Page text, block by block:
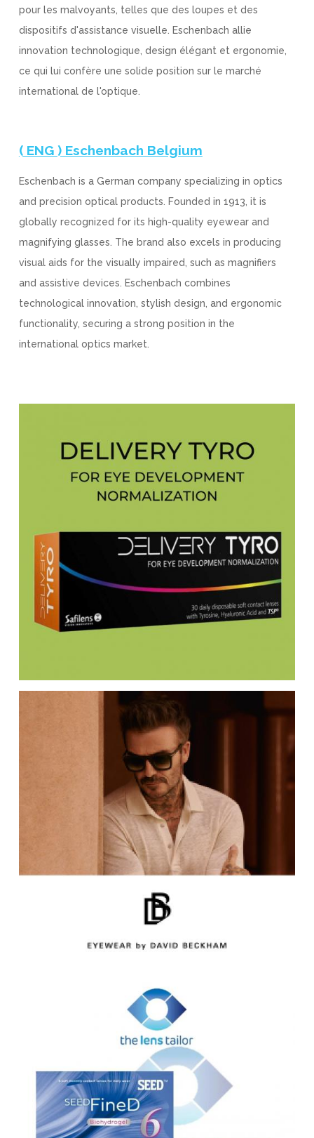
pour les malvoyants, telles que des loupes et des
dispositifs d'assistance visuelle. Eschenbach allie
innovation technologique, design élégant et ergonomie,
ce qui lui confère une solide position sur le marché
international de l'optique.
( ENG ) Eschenbach Belgium
Eschenbach is a German company specializing in optics
and precision optical products. Founded in 1913, it is
globally recognized for its high-quality eyewear and
magnifying glasses. The brand also excels in producing
visual aids for the visually impaired, such as magnifiers
and assistive devices. Eschenbach combines
technological innovation, stylish design, and ergonomic
functionality, securing a strong position in the
international optics market.